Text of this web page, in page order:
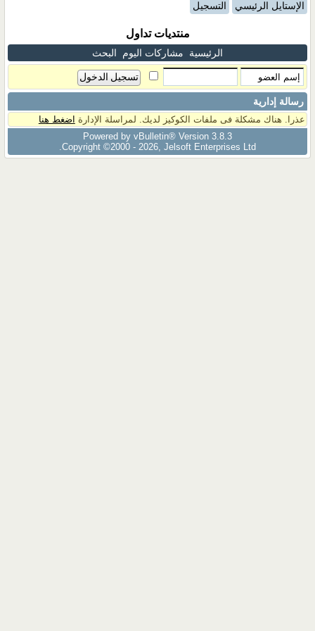
الإستايل الرئيسي التسجيل
منتديات تداول
الرئيسية مشاركات اليوم البحث
رسالة إدارية
عذرا. هناك مشكلة فى ملفات الكوكيز لديك. لمراسلة الإدارة اضغط هنا
Powered by vBulletin® Version 3.8.3
Copyright ©2000 - 2026, Jelsoft Enterprises Ltd.